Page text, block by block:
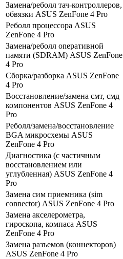
Замена/реболл тач-контроллеров,
обвязки ASUS ZenFone 4 Pro
Реболл процессора ASUS
ZenFone 4 Pro
Замена/реболл onepaтивной
памяти (SDRAM) ASUS ZenFone
4 Pro
Сборка/разборка ASUS ZenFone
4 Pro
Восстановление/замена смт, смд
компонентов ASUS ZenFone 4
Pro
Реболл/замена/восстановление
BGA микросхемы ASUS
ZenFone 4 Pro
Диагностика (с частичным
восстановлением или
углубленная) ASUS ZenFone 4
Pro
Замена сим приемника (sim
connector) ASUS ZenFone 4 Pro
Замена акселерометра,
гироскопа, компаса ASUS
ZenFone 4 Pro
Замена разъемов (коннекторов)
ASUS ZenFone 4 Pro